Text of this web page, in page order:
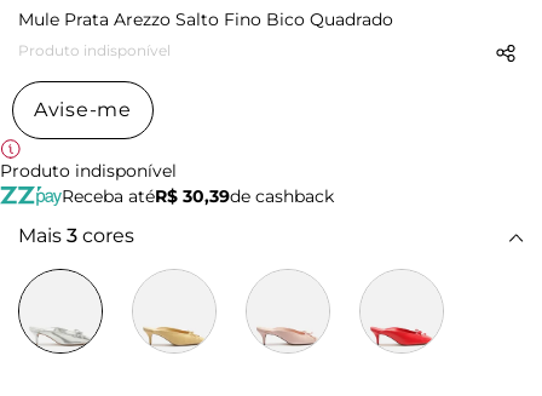
Mule Prata Arezzo Salto Fino Bico Quadrado
Produto indisponível
Avise-me
Produto indisponível
Receba atéR$ 30,39de cashback
Mais 3 cores